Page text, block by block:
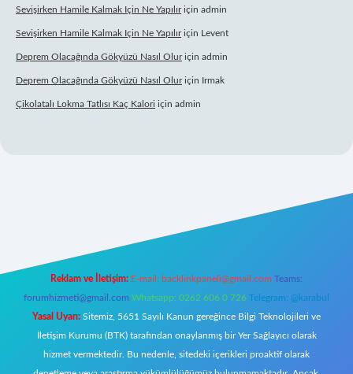
Sevişirken Hamile Kalmak Için Ne Yapılıriçin admin
Sevişirken Hamile Kalmak Için Ne Yapılıriçin Levent
Deprem Olacağında Gökyüzü Nasıl Oluriçin admin
Deprem Olacağında Gökyüzü Nasıl Oluriçin Irmak
Çikolatalı Lokma Tatlısı Kaç Kalori için admin
Reklam ve İletişim: E-mail: backlinkpaneli@gmail.com Teams:
forumhizmeti@gmail.com Whatsapp: 0262 606 0 726 Telegram: @karabul
Yasal Uyarı: Sitemiz, 5651 Sayılı Kanun gereğince Bilgi Teknolojileri ve
İletişim Kurumu (BTK) tarafından onaylanmış bir Yer Sağlayıcı olarak
hizmet vermektedir. Bu nedenle, sitedeki içerikleri proaktif olarak